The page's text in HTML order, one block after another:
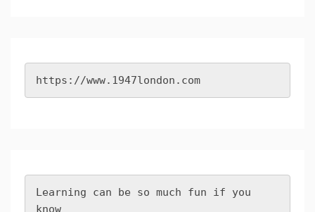
https://www.1947london.com
Learning can be so much fun if you